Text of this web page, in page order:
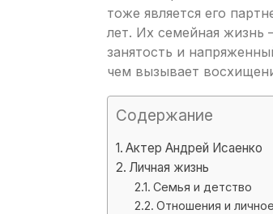
тоже является его
лет. Их семейная жизнь
занятость и
чем вызывает
Содержание
Актер Андрей Исаенко
Личная жизнь
Семья и детство
Отношения и